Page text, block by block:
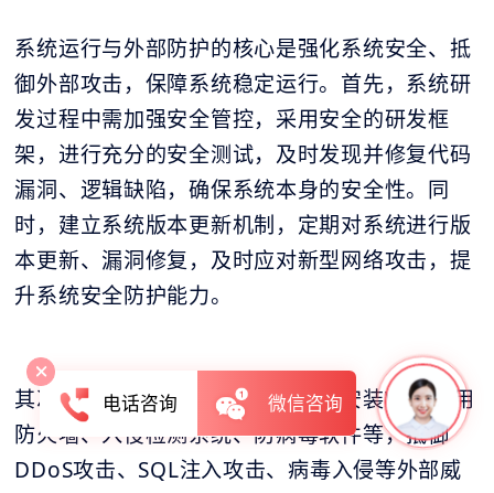
系统运行与外部防护的核心是强化系统安全、抵
御外部攻击，保障系统稳定运行。首先，系统研
发过程中需加强安全管控，采用安全的研发框
架，进行充分的安全测试，及时发现并修复代码
漏洞、逻辑缺陷，确保系统本身的安全性。同
时，建立系统版本更新机制，定期对系统进行版
本更新、漏洞修复，及时应对新型网络攻击，提
升系统安全防护能力。
其次，部署完善的外部防护体系，安装Web应用
防火墙、入侵检测系统、防病毒软件等，抵御
DDoS攻击、SQL注入攻击、病毒入侵等外部威
电话咨询 微信咨询